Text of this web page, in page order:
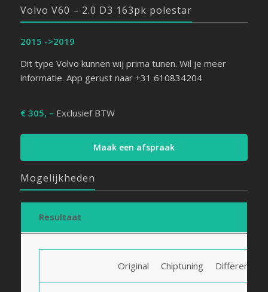
Volvo V60 – 2.0 D3 163pk polestar
2015 ->2019
Dit type Volvo kunnen wij prima tunen. Wil je meer
informatie. App gerust naar +31 610834204
€ 305, – Exclusief BTW
Maak een afspraak
Mogelijkheden
Resultaat
Original Chiptuning Difference